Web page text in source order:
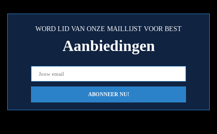
WORD LID VAN ONZE MAILLIJST VOOR BEST
Aanbiedingen